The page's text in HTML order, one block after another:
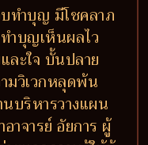
ทำบุญ มีโชคลาภ
ำบุญเห็นผลไว
ละใจ บั้นปลาย
มวิเวกหลุดพ้น
บริหารวางแผน
าจารย์ อัยการ ผู้